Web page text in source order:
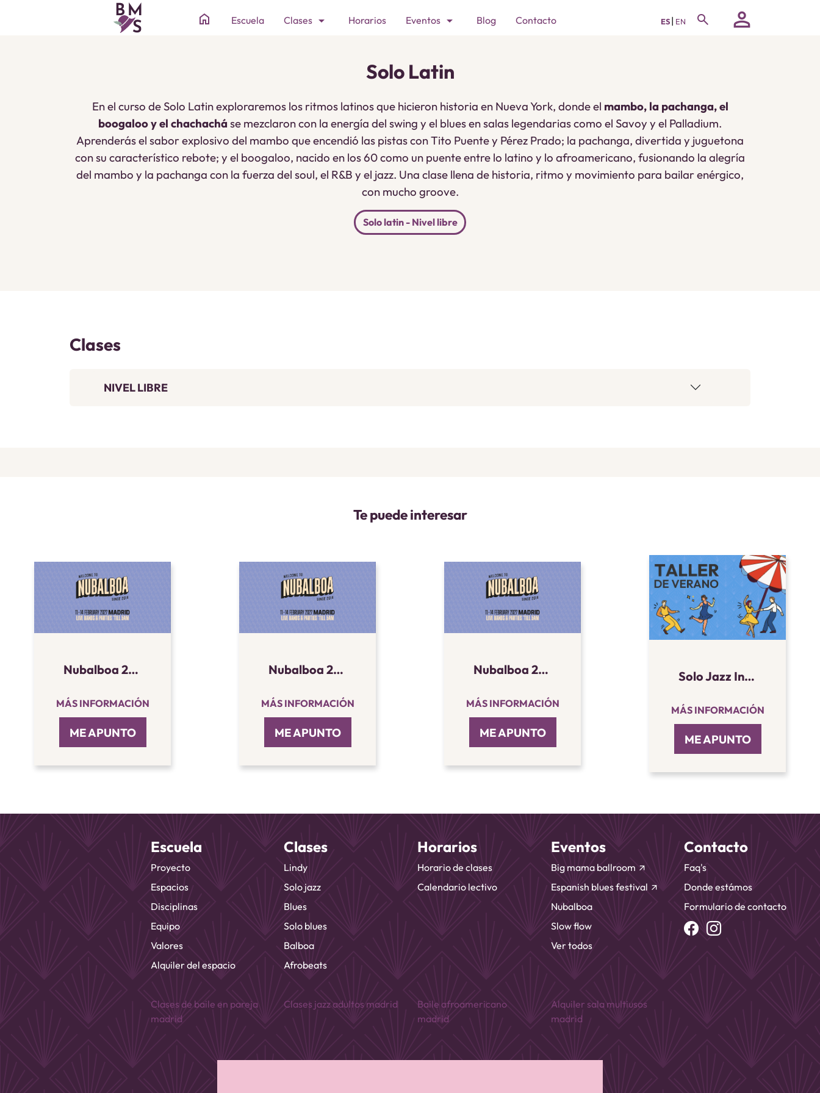
home Escuela Clases arrow_drop_down Horarios Eventos arrow_drop_down Blog Contacto ES| EN search person
Solo Latin
En el curso de Solo Latin exploraremos los ritmos latinos que hicieron historia en Nueva York, donde el mambo, la pachanga, el
boogaloo y el chachachá se mezclaron con la energía del swing y el blues en salas legendarias como el Savoy y el Palladium.
Aprenderás el sabor explosivo del mambo que encendió las pistas con Tito Puente y Pérez Prado; la pachanga, divertida y juguetona
con su característico rebote; y el boogaloo, nacido en los 60 como un puente entre lo latino y lo afroamericano, fusionando la alegría
del mambo y la pachanga con la fuerza del soul, el R&B y el jazz. Una clase llena de historia, ritmo y movimiento para bailar enérgico,
con mucho groove.
Solo latin - Nivel libre
Clases
NIVEL LIBRE
Te puede interesar
Nubalboa 2027 - Nivel 1 (Intermedio)
MÁS INFORMACIÓN
ME APUNTO
Nubalboa 2027 - Nivel 2 (Avanzado)
MÁS INFORMACIÓN
ME APUNTO
Nubalboa 2027 - Pase de fiestas
MÁS INFORMACIÓN
ME APUNTO
Solo Jazz Iniciación vuelta al cole - Verano 2026 (septiembre)
MÁS INFORMACIÓN
ME APUNTO
Escuela
Proyecto
Espacios
Disciplinas
Equipo
Valores
Alquiler del espacio
Clases
Lindy
Solo jazz
Blues
Solo blues
Balboa
Afrobeats
Horarios
Horario de clases
Calendario lectivo
Eventos
Big mama ballroom arrow_outward
Espanish blues festival arrow_outward
Nubalboa
Slow flow
Ver todos
Contacto
Faq's
Donde estámos
Formulario de contacto
Clases de baile en pareja
madrid
Clases jazz adultos madrid
Baile afroamericano
madrid
Alquiler sala multiusos
madrid